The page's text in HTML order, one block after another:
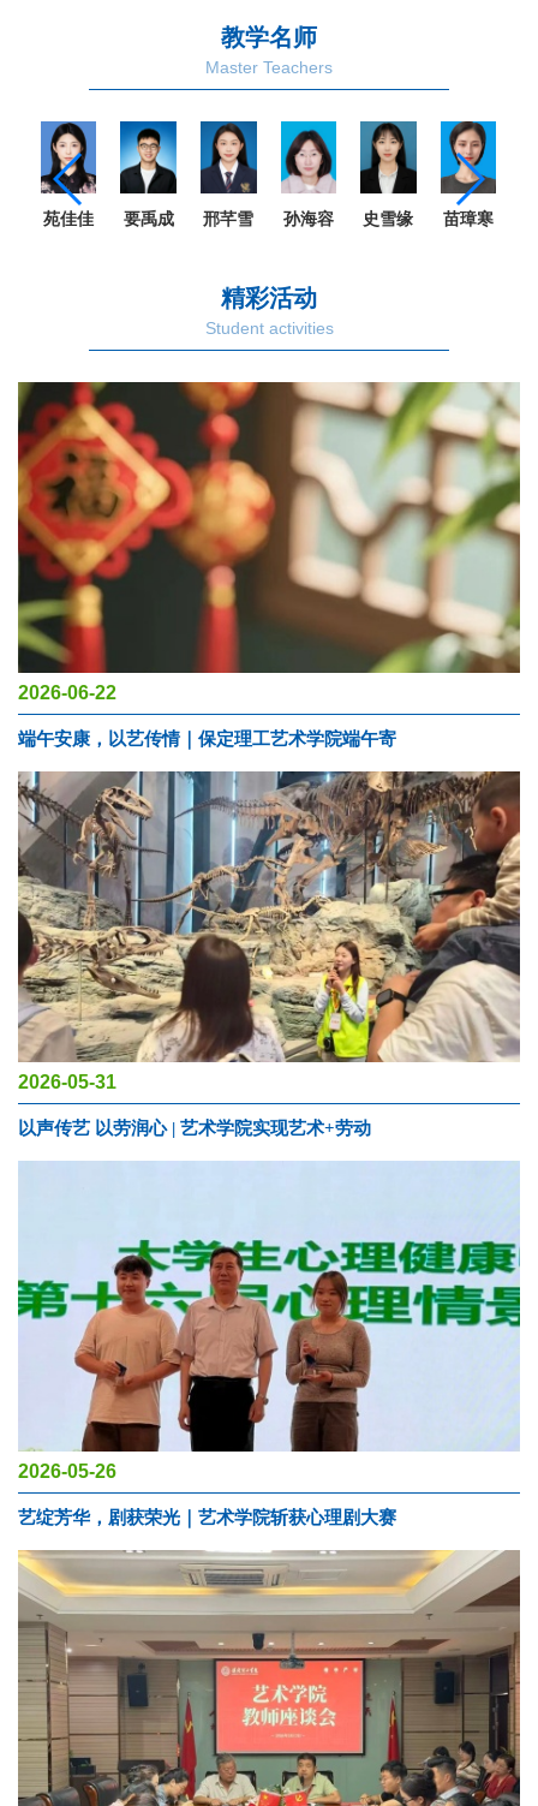
教学名师
Master Teachers
苑佳佳 要禹成 邢芊雪 孙海容 史雪缘 苗璋寒
精彩活动
Student activities
2026-06-22
端午安康，以艺传情｜保定理工艺术学院端午寄
2026-05-31
以声传艺 以劳润心 | 艺术学院实现艺术+劳动
2026-05-26
艺绽芳华，剧获荣光｜艺术学院斩获心理剧大赛